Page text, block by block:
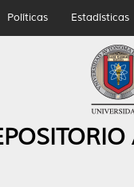
Políticas Estadísticas